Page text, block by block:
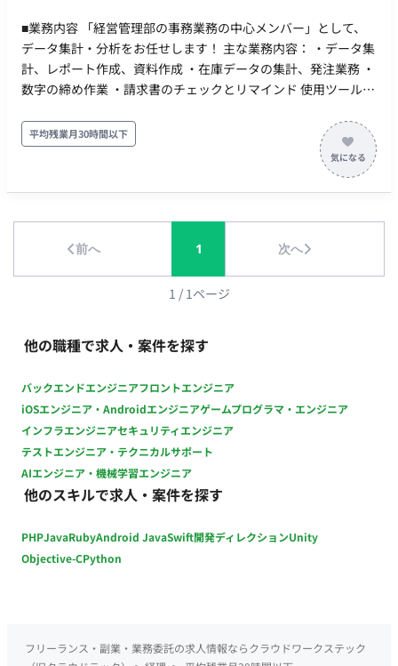
■業務内容 「経営管理部の事務業務の中心メンバー」として、
データ集計・分析をお任せします！ 主な業務内容： ・データ集
計、レポート作成、資料作成 ・在庫データの集計、発注業務 ・
数字の締め作業 ・請求書のチェックとリマインド 使用ツール：
ュニケーションツール：Slack ■期待すること 上記の既存業務に
加え、「こういう業務も対応可能です」と前向きに提案し、業
う」「効率化できる仕組みを作りたい」などの提案 ★ 「決めら
ため、社会保険加入対象） 勤務日数：週5日 ・曜日：平日月～
金 ・時間：10:00～19:00（実働8時間/休憩1時間） ※時短
勤務の相談可 働き方：出社日：月・水・金 リモート可能日：
日は1～2時間の可能性あり） お支払時給：1,800円前後（スキ
ル・経験により変動あり） 募集人数：複数名 契約期間：長期想
数字を扱うのが得意で、データ整理・集計が得意な方 ・経営に
関わるデータ管理・分析に興味がある方 ・美容やスキンケアに
興味関心がある方 ・マニュアル通りの業務より、柔軟な対応が
できる環境が好きな方 ・「こういう業務もできます」と前向き
に提案できる方
平均残業月30時間以下
前へ 1 次へ
1 / 1ページ
他の職種で求人・案件を探す
バックエンドエンジニアフロントエンジニア
iOSエンジニア・Androidエンジニアゲームプログラマ・エンジニア
インフラエンジニアセキュリティエンジニア
テストエンジニア・テクニカルサポート
AIエンジニア・機械学習エンジニア
他のスキルで求人・案件を探す
PHPJavaRubyAndroid JavaSwift開発ディレクションUnity
Objective-CPython
フリーランス・副業・業務委託の求人情報ならクラウドワークステック